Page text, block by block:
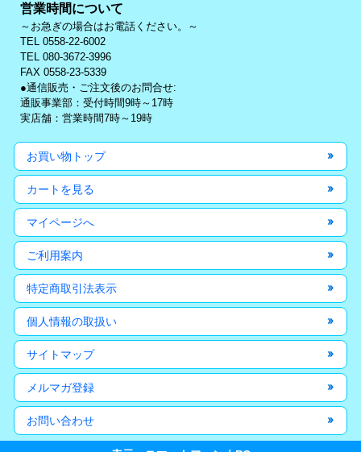
営業時間について
～お急ぎの場合はお電話ください。～
TEL 0558-22-6002
TEL 080-3672-3996
FAX 0558-23-5339
●通信販売・ご注文後のお問合せ:
通販事業部：受付時間9時～17時
実店舗：営業時間7時～19時
お買い物トップ
カートを見る
マイページへ
ご利用案内
特定商取引法表示
個人情報の取扱い
サイトマップ
メルマガ登録
お問い合わせ